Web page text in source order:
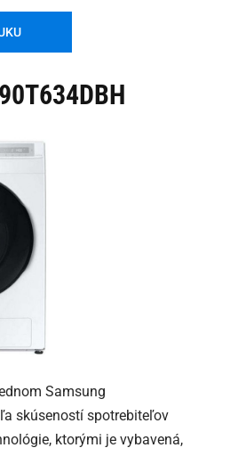
Samsung
skúseností spotrebiteľov
ktorými je vybavená,